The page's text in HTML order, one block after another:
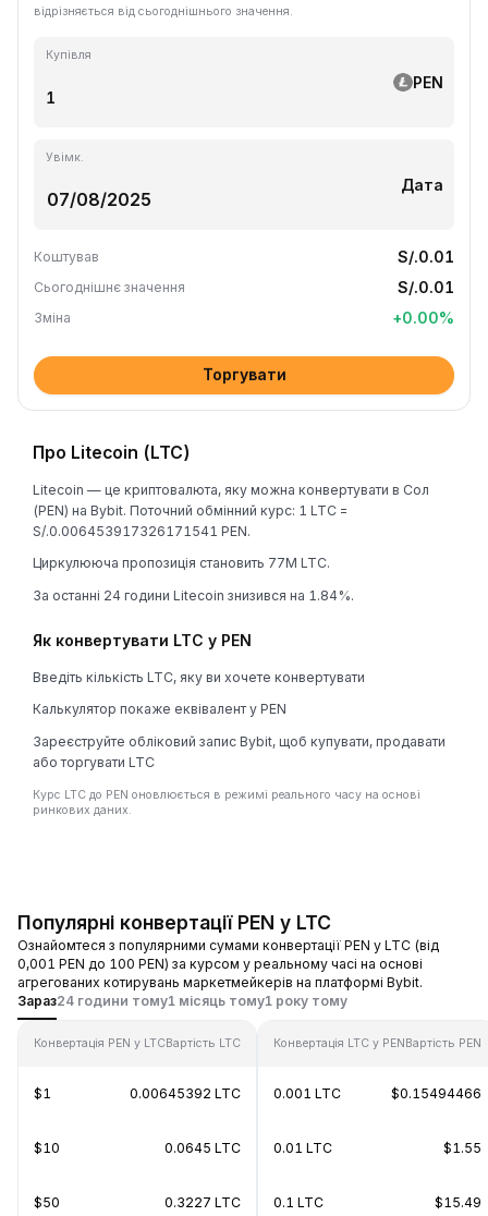
відрізняється від сьогоднішнього значення.
Купівля
PEN
Увімк.
Дата
Коштував S/.0.01
Сьогоднішнє значення S/.0.01
Зміна +0.00%
Торгувати
Про Litecoin (LTC)
Litecoin — це криптовалюта, яку можна конвертувати в Сол
(PEN) на Bybit. Поточний обмінний курс: 1 LTC =
S/.0.006453917326171541 PEN.
Циркулююча пропозиція становить 77M LTC.
За останні 24 години Litecoin знизився на 1.84%.
Як конвертувати LTC у PEN
Введіть кількість LTC, яку ви хочете конвертувати
Калькулятор покаже еквівалент у PEN
Зареєструйте обліковий запис Bybit, щоб купувати, продавати
або торгувати LTC
Курс LTC до PEN оновлюється в режимі реального часу на основі
ринкових даних.
Популярні конвертації PEN у LTC
Ознайомтеся з популярними сумами конвертації PEN у LTC (від
0,001 PEN до 100 PEN) за курсом у реальному часі на основі
агрегованих котирувань маркетмейкерів на платформі Bybit.
Зараз24 години тому1 місяць тому1 року тому
Конвертація PEN у LTCВартість LTC
$1 0.00645392 LTC
$10 0.0645 LTC
$50 0.3227 LTC
Конвертація LTC у PENВартість PEN
0.001 LTC $0.15494466
0.01 LTC $1.55
0.1 LTC $15.49